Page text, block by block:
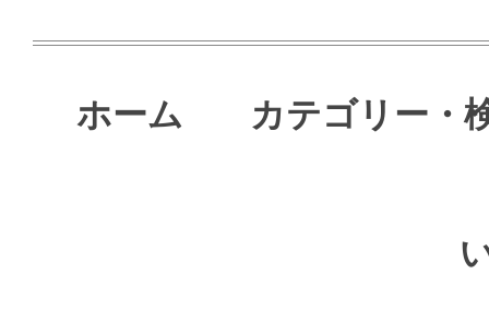
ホーム カテゴリー・